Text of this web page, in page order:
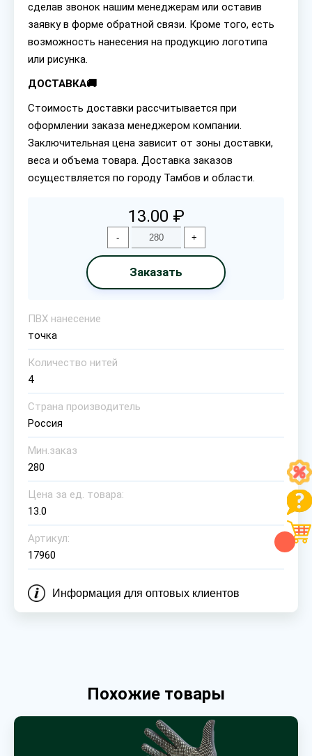
сделав звонок нашим менеджерам или оставив
заявку в форме обратной связи. Кроме того, есть
возможность нанесения на продукцию логотипа
или рисунка.
ДОСТАВКА🚚
Стоимость доставки рассчитывается при
оформлении заказа менеджером компании.
Заключительная цена зависит от зоны доставки,
веса и объема товара. Доставка заказов
осуществляется по городу Тамбов и области.
13.00 ₽
- +
Заказать
ПВХ нанесение
точка
Количество нитей
4
Страна производитель
Россия
Мин.заказ
280
Цена за ед. товара:
13.0
Артикул:
17960
Информация для оптовых клиентов
Похожие товары